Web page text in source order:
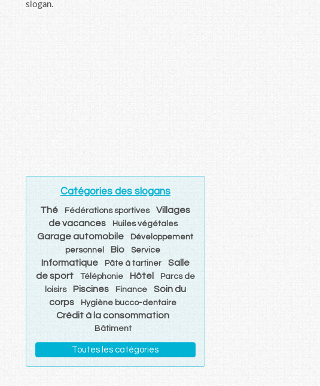
slogan.
Catégories des slogans
Thé Fédérations sportives
Villages
de vacances
Huiles végétales
Garage automobile
Développement
personnel
Bio Service
Informatique Pâte à tartiner
Salle
de sport
Téléphonie Hôtel
Parcs de
loisirs
Piscines Finance
Soin du
corps
Hygiène bucco-dentaire
Crédit à la consommation
Bâtiment
Toutes les catégories